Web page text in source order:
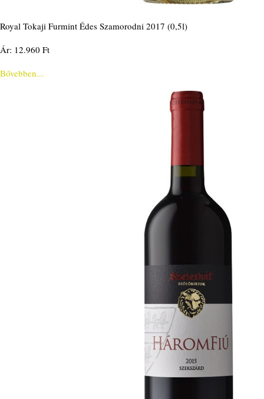
Royal Tokaji Furmint Édes Szamorodni 2017 (0,5l)
Ár: 12.960 Ft
Bővebben...